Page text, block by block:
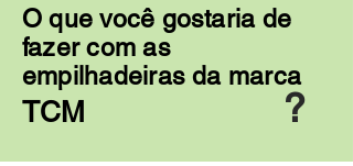
O que você gostaria de
fazer com as
empilhadeiras da marca
TCM ?